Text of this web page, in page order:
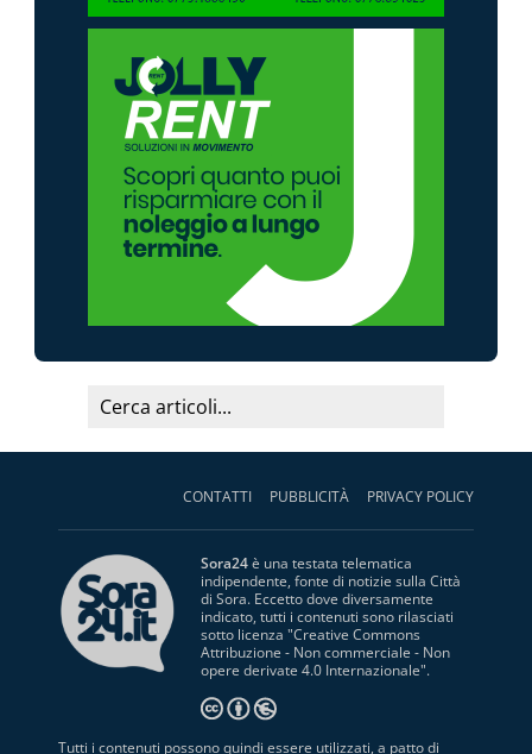
CONTATTI PUBBLICITÀ PRIVACY POLICY
Sora24è una testata telematica
indipendente, fonte di notizie sulla Città
di Sora. Eccetto dove diversamente
indicato, tutti i contenuti sono rilasciati
sotto licenza "Creative Commons
Attribuzione - Non commerciale - Non
opere derivate 4.0 Internazionale".
Tutti i contenuti possono quindi essere utilizzati, a patto di